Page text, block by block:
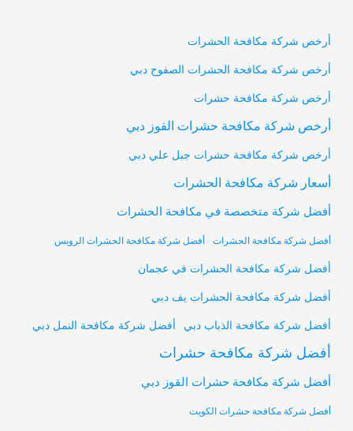
أرخص شركة مكافحة الحشرات
أرخص شركة مكافحة الحشرات الصفوح دبي
أرخص شركة مكافحة حشرات
أرخص شركة مكافحة حشرات القوز دبي
أرخص شركة مكافحة حشرات جبل علي دبي
أسعار شركة مكافحة الحشرات
أفضل شركة متخصصة في مكافحة الحشرات
أفضل شركة مكافحة الحشرات أفضل شركة مكافحة الحشرات الرويس
أفضل شركة مكافحة الحشرات في عجمان
أفضل شركة مكافحة الحشرات يف دبي
أفضل شركة مكافحة الذباب دبي أفضل شركة مكافحة النمل دبي
أفضل شركة مكافحة حشرات
أفضل شركة مكافحة حشرات القوز دبي
أفضل شركة مكافحة حشرات الكويت